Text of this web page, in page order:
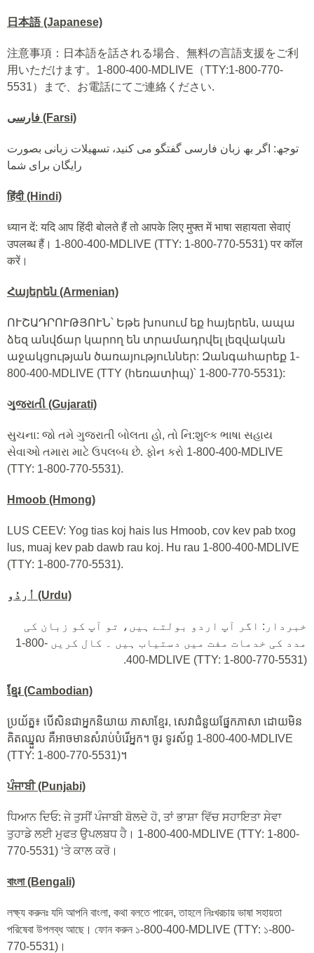
日本語 (Japanese)
注意事項：日本語を話される場合、無料の言語支援をご利
用いただけます。1-800-400-MDLIVE（TTY:1-800-770-
5531）まで、お電話にてご連絡ください.
فارسی (Farsi)
توجھ: اگر بھ زبان فارسی گفتگو می کنید، تسھیلات زبانی بصورت
رایگان برای شما
हिंदी (Hindi)
ध्यान दें: यदि आप हिंदी बोलते हैं तो आपके लिए मुफ्त में भाषा सहायता सेवाएं
उपलब्ध हैं। 1-800-400-MDLIVE (TTY: 1-800-770-5531) पर कॉल
करें।
Հայերեն (Armenian)
ՈՒՇԱԴՐՈՒԹՅՈՒՆ՝ Եթե խոսում եք հայերեն, ապա
ձեզ անվճար կարող են տրամադրվել լեզվական
աջակցության ծառայություններ: Զանգահարեք 1-
800-400-MDLIVE (TTY (հեռատիպ)՝ 1-800-770-5531):
ગુજરાતી (Gujarati)
સુચના: જો તમે ગુજરાતી બોલતા હો, તો નિ:શુલ્ક ભાષા સહાય
સેવાઓ તમારા માટે ઉપલબ્ધ છે. ફોન કરો 1-800-400-MDLIVE
(TTY: 1-800-770-5531).
Hmoob (Hmong)
LUS CEEV: Yog tias koj hais lus Hmoob, cov kev pab txog
lus, muaj kev pab dawb rau koj. Hu rau 1-800-400-MDLIVE
(TTY: 1-800-770-5531).
اُردُو (Urdu)
خبردار: اگر آپ اردو بولتے ہیں، تو آپ کو زبان کی
مدد کی خدمات مفت میں دستیاب ہیں ۔ کال کریں 1-800-
400-MDLIVE (TTY: 1-800-770-5531)
.
ខ្មែរ (Cambodian)
ប្រយ័ត្ន៖ បើសិនជាអ្នកនិយាយ ភាសាខ្មែរ, សេវាជំនួយផ្នែកភាសា ដោយមិន
គិតឈ្នួល គឺអាចមានសំរាប់បំរើអ្នក។ ចូរ ទូរស័ព្ទ 1-800-400-MDLIVE
(TTY: 1-800-770-5531)។
ਪੰਜਾਬੀ (Punjabi)
ਧਿਆਨ ਦਿਓ: ਜੇ ਤੁਸੀਂ ਪੰਜਾਬੀ ਬੋਲਦੇ ਹੋ, ਤਾਂ ਭਾਸ਼ਾ ਵਿੱਚ ਸਹਾਇਤਾ ਸੇਵਾ
ਤੁਹਾਡੇ ਲਈ ਮੁਫਤ ਉਪਲਬਧ ਹੈ। 1-800-400-MDLIVE (TTY: 1-800-
770-5531) ‘ਤੇ ਕਾਲ ਕਰੋ।
বাংলা (Bengali)
লক্ষ্য করুনঃ যদি আপনি বাংলা, কথা বলতে পারেন, তাহলে নিঃখরচায় ভাষা সহায়তা
পরিষেবা উপলব্ধ আছে। ফোন করুন ১-800-400-MDLIVE (TTY: ১-800-
770-5531)।